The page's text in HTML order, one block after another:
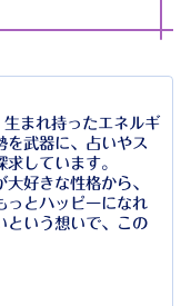
まれ持ったエネルギ
を武器に、占いやス
しています。
好きな性格から、
っとハッピーになれ
という想いで、この